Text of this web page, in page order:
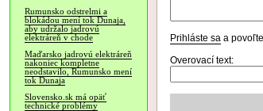
Rumunsko odstrelmi a
blokádou mení tok Dunaja,
aby udržalo jadrovú
elektráreň v chode
Maďarsko jadrovú elektráreň
nakoniec kompletne
neodstavilo, Rumunsko mení
tok Dunaja
Slovensko.sk má opäť
technické problémy
Prihláste sa a
Overovací text: